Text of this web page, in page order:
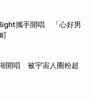
攜手開唱 「心好男
開唱 被宇宙人圈粉超